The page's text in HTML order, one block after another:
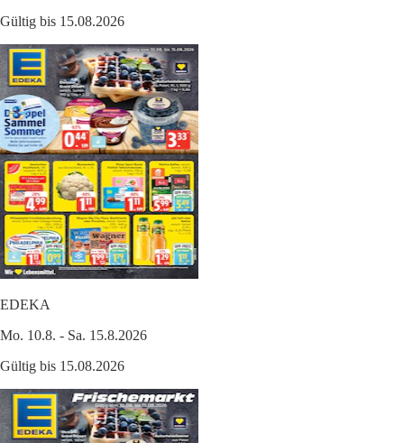
Gültig bis 15.08.2026
EDEKA
Mo. 10.8. - Sa. 15.8.2026
Gültig bis 15.08.2026